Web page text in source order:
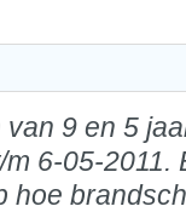
9 en 5
6-05-2011.
hoe